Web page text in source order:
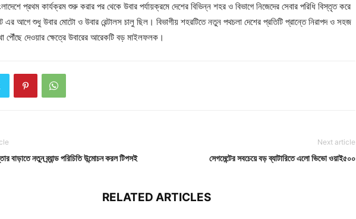
প্রথম কার্যক্রম শুরু করার পর থেকে উবার পর্যায়ক্রমে দেশের বিভিন্ন শহর ও বিভাগে নিজেদের সেবার পরিধি বিস্তৃত করে
এর আগে শুধু উবার মোটো ও উবার রেন্টালস চালু ছিল। বিভাগীয় শহরটিতে নতুন পথচলা দেশের প্রতিটি প্রান্তে নিরাপদ ও সহজ
পৌঁছে দেওয়ার ক্ষেত্রে উবারের আরেকটি বড় মাইলফলক।
বাড়াতে নতুন ব্র্যান্ড পরিচিতি উন্মোচন করল টিপসই
Next article
সেগমেন্টের সবচেয়ে বড় ব্যাটারিতে এলো ভিভো ওয়াই৫০০
RELATED ARTICLES